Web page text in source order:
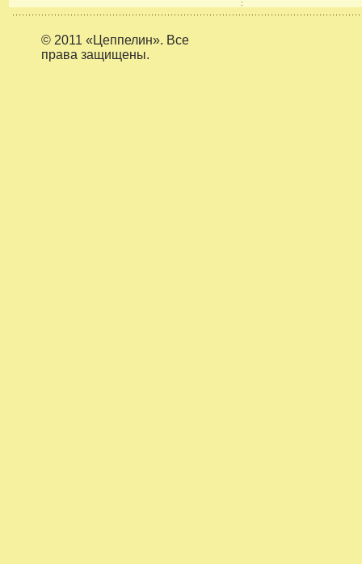
© 2011 «Цеппелин». Все
права защищены.